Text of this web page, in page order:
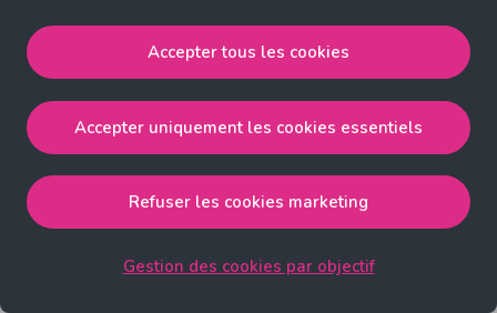
Cliquez sur 'Gestion des cookies par objectif'.
Notre politique de cookies
Accepter tous les cookies
strictement nécessaires, performance, fonctionnalité et
publicité ciblée.
Accepter uniquement les cookies essentielsaccepte
les cookies strictement nécessaires.
Accepter tous les cookies
Accepter uniquement les cookies essentiels
Refuser les cookies marketing
Gestion des cookies par objectif